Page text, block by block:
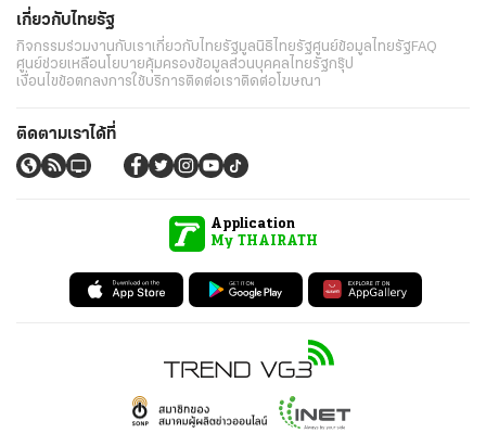
เกี่ยวกับไทยรัฐ
กิจกรรมร่วมงานกับเราเกี่ยวกับไทยรัฐมูลนิธิไทยรัฐศูนย์ข้อมูลไทยรัฐFAQ
ศูนย์ช่วยเหลือนโยบายคุ้มครองข้อมูลส่วนบุคคลไทยรัฐกรุ๊ป
เงื่อนไขข้อตกลงการใช้บริการติดต่อเราติดต่อโฆษณา
ติดตามเราได้ที่
Application
My THAIRATH